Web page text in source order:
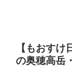
【もおす
の奥穂高岳